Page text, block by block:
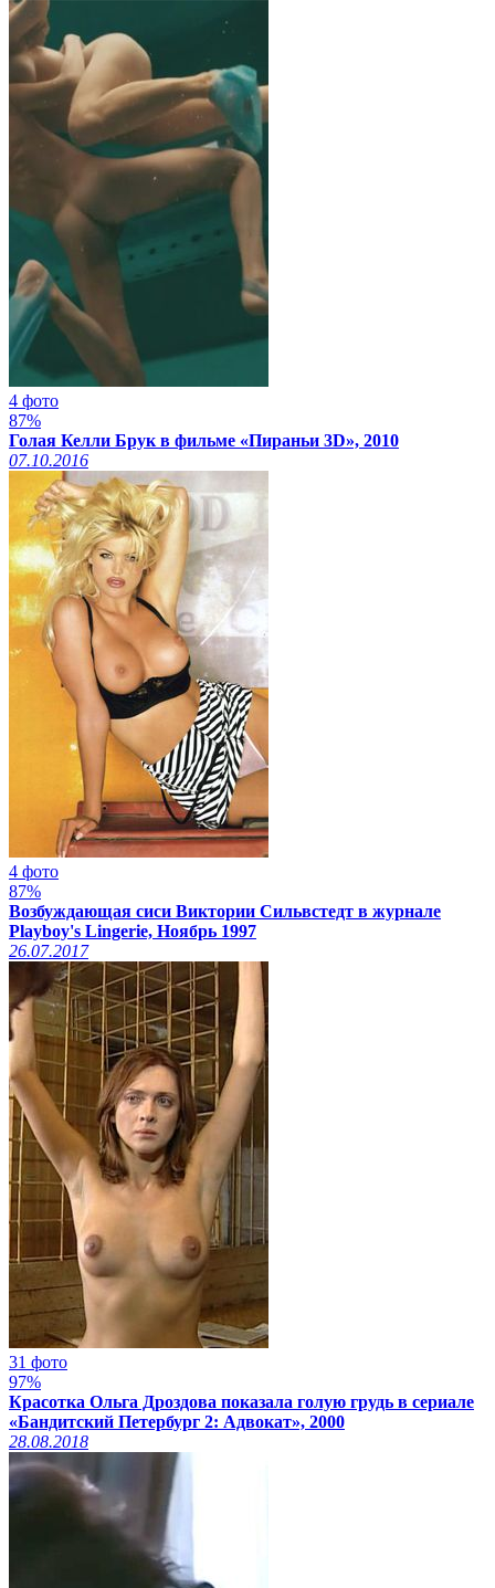
4 фото
87%
Голая Келли Брук в фильме «Пираньи 3D», 2010
07.10.2016
4 фото
87%
Возбуждающая сиси Виктории Сильвстедт в журнале
Playboy's Lingerie, Ноябрь 1997
26.07.2017
31 фото
97%
Красотка Ольга Дроздова показала голую грудь в сериале
«Бандитский Петербург 2: Адвокат», 2000
28.08.2018